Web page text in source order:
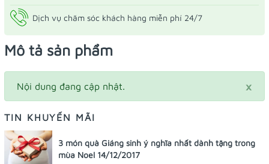
Dịch vụ chăm sóc khách hàng miễn phí 24/7
Mô tả sản phẩm
×
Nội dung đang cập nhật.
TIN KHUYẾN MÃI
3 món quà Giáng sinh ý nghĩa nhất dành tặng trong
mùa Noel 14/12/2017